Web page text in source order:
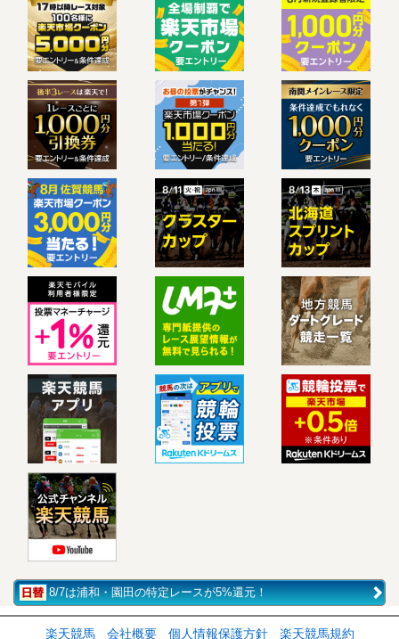
8/7は浦和・園田の特定レースが5%還元！
楽天競馬 会社概要 個人情報保護方針 楽天競馬規約